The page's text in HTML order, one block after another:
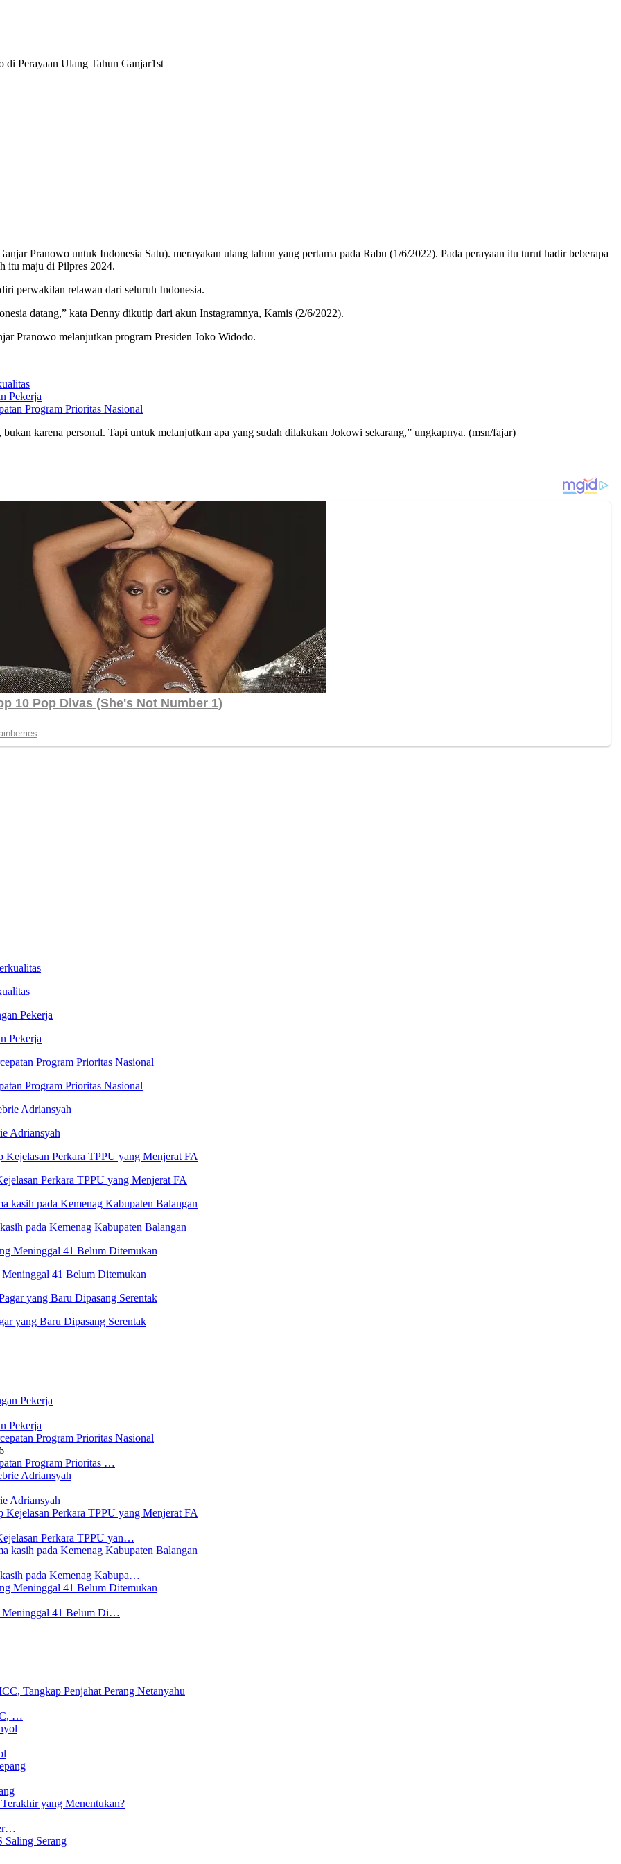
Pranowo untuk Indonesia Satu). merayakan ulang tahun yang pertama pada Rabu (1/6/2022). Pada perayaan itu turut hadir beberapa
itu maju di Pilpres 2024.
perwakilan relawan dari seluruh Indonesia.
datang,” kata Denny dikutip dari akun Instagramnya, Kamis (2/6/2022).
Pranowo melanjutkan program Presiden Joko Widodo.
Pekerja
Program Prioritas Nasional
karena personal. Tapi untuk melanjutkan apa yang sudah dilakukan Jokowi sekarang,” ungkapnya. (msn/fajar)
Pekerja
Program Prioritas Nasional
Adriansyah
Perkara TPPU yang Menjerat FA
pada Kemenag Kabupaten Balangan
41 Belum Ditemukan
yang Baru Dipasang Serentak
Pekerja
Program Prioritas …
Adriansyah
Perkara TPPU yan…
pada Kemenag Kabupa…
Meninggal 41 Belum Di…
…